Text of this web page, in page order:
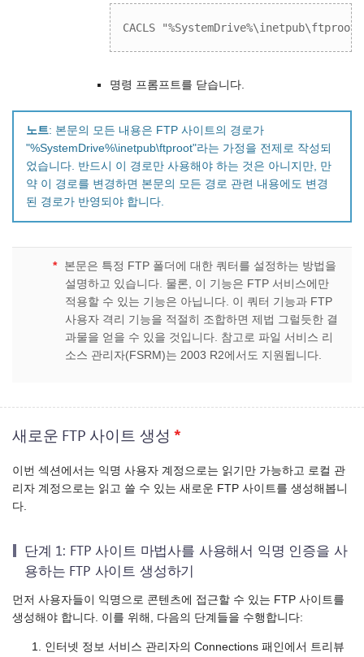
CACLS
명령 프롬프트를 닫습니다.
노트: 본문의 모든 내용은 FTP 사이트의 경로가
"%SystemDrive%\inetpub\ftproot"라는 가정을 전제로 작성되
었습니다. 반드시 이 경로만 사용해야 하는 것은 아니지만, 만
약 이 경로를 변경하면 본문의 모든 경로 관련 내용에도 변경
된 경로가 반영되야 합니다.
*
본문은 특정 FTP 폴더에 대한 쿼터를 설정하는 방법을
설명하고 있습니다. 물론, 이 기능은 FTP 서비스에만
적용할 수 있는 기능은 아닙니다. 이 쿼터 기능과 FTP
사용자 격리 기능을 적절히 조합하면 제법 그럴듯한 결
과물을 얻을 수 있을 것입니다. 참고로 파일 서비스 리
소스 관리자(FSRM)는 2003 R2에서도 지원됩니다.
새로운 FTP 사이트 생성*
이번 섹션에서는 익명 사용자 계정으로는 읽기만 가능하고 로컬 관
리자 계정으로는 읽고 쓸 수 있는 새로운 FTP 사이트를 생성해봅니
다.
단계 1: FTP 사이트 마법사를 사용해서 익명 인증을 사
용하는 FTP 사이트 생성하기
먼저 사용자들이 익명으로 콘텐츠에 접근할 수 있는 FTP 사이트를
생성해야 합니다. 이를 위해, 다음의 단계들을 수행합니다:
인터넷 정보 서비스 관리자의 Connections 패인에서 트리뷰